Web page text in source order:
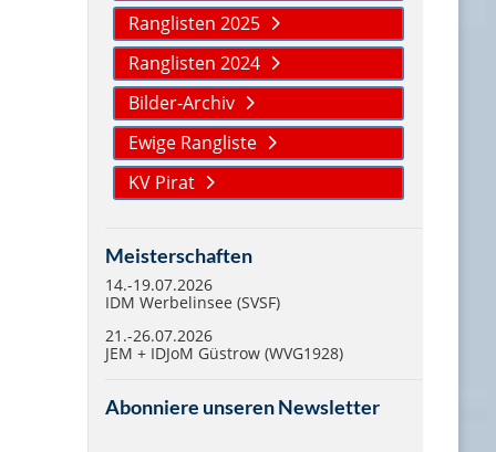
Ranglisten 2025
Ranglisten 2024
Bilder-Archiv
Ewige Rangliste
KV Pirat
Meisterschaften
14.-19.07.2026
IDM Werbelinsee (SVSF)
21.-26.07.2026
JEM + IDJoM Güstrow (WVG1928)
Abonniere unseren Newsletter